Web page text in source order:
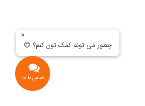
×
چطور می تونم کمک تون کنم؟ 😊
تماس با ما